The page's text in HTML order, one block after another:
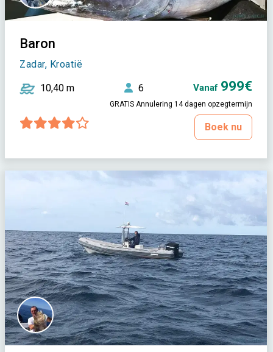
Baron
Zadar, Kroatië
10,40 m 6 Vanaf 999€
GRATIS Annulering 14 dagen opzegtermijn
Boek nu